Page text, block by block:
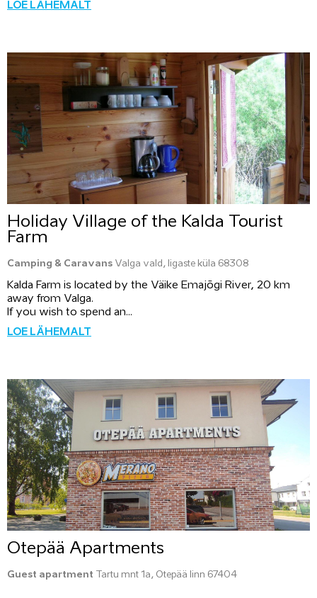
LOE LÄHEMALT
Holiday Village of the Kalda Tourist
Farm
Camping & Caravans Valga vald, Iigaste küla 68308
Kalda Farm is located by the Väike Emajõgi River, 20 km
away from Valga.
If you wish to spend an...
LOE LÄHEMALT
Otepää Apartments
Guest apartment Tartu mnt 1a, Otepää linn 67404